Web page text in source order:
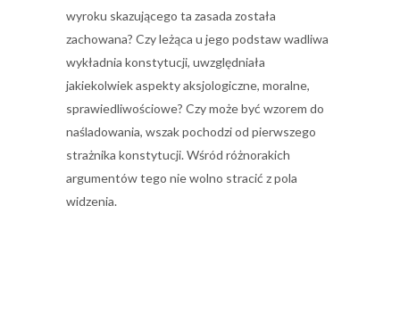
wyroku skazującego ta zasada została
zachowana? Czy leżąca u jego podstaw wadliwa
wykładnia konstytucji, uwzględniała
jakiekolwiek aspekty aksjologiczne, moralne,
sprawiedliwościowe? Czy może być wzorem do
naśladowania, wszak pochodzi od pierwszego
strażnika konstytucji. Wśród różnorakich
argumentów tego nie wolno stracić z pola
widzenia.